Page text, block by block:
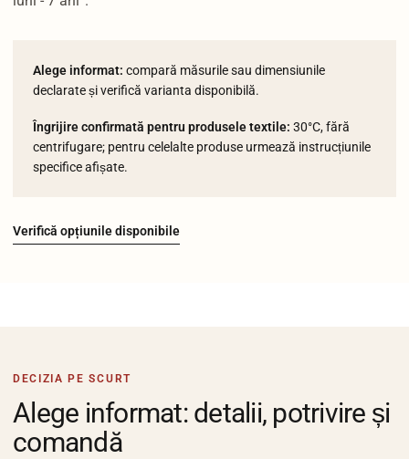
Alege informat: compară măsurile sau dimensiunile
declarate și verifică varianta disponibilă.
Îngrijire confirmată pentru produsele textile: 30°C, fără
centrifugare; pentru celelalte produse urmează instrucțiunile
specifice afișate.
Verifică opțiunile disponibile
DECIZIA PE SCURT
Alege informat: detalii, potrivire și
comandă